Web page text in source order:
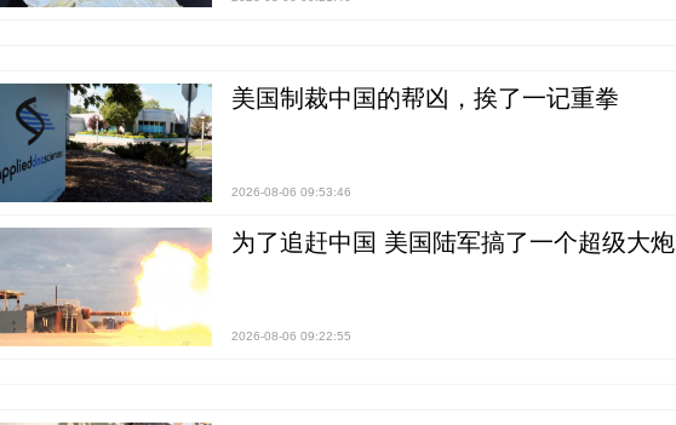
美国制裁中国的帮凶，挨了一记重拳
2026-08-06 09:53:46
为了追赶中国 美国陆军搞了一个超级大炮
2026-08-06 09:22:55